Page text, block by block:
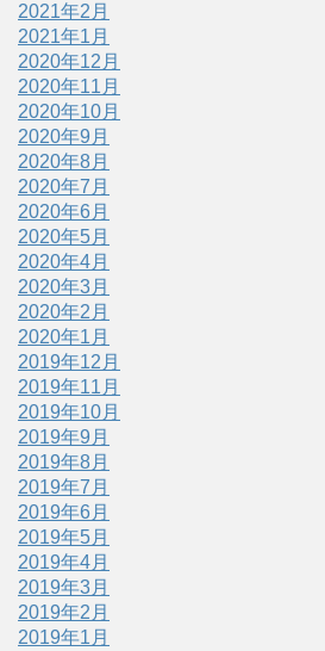
2021年2月
2021年1月
2020年12月
2020年11月
2020年10月
2020年9月
2020年8月
2020年7月
2020年6月
2020年5月
2020年4月
2020年3月
2020年2月
2020年1月
2019年12月
2019年11月
2019年10月
2019年9月
2019年8月
2019年7月
2019年6月
2019年5月
2019年4月
2019年3月
2019年2月
2019年1月